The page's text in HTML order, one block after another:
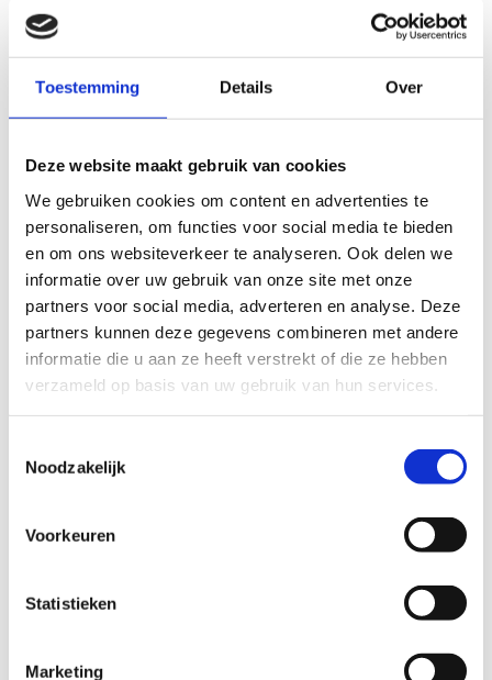
Toestemming Details Over
Deze website maakt gebruik van cookies
We gebruiken cookies om content en advertenties te
personaliseren, om functies voor social media te bieden
en om ons websiteverkeer te analyseren. Ook delen we
informatie over uw gebruik van onze site met onze
partners voor social media, adverteren en analyse. Deze
partners kunnen deze gegevens combineren met andere
informatie die u aan ze heeft verstrekt of die ze hebben
verzameld op basis van uw gebruik van hun services.
Noodzakelijk
Voorkeuren
Statistieken
Marketing
gezet. “Een andere kleuter maaide de rij om. Het
hoogbegaafde kind reageerde door een dreun uit te delen. Dat
maar de docent had zich meer in het incident moeten
verdiepen. Als zoiets maar vaak genoeg gebeurt, doet het iets
Bjorna en Marjolein hebben in de loop van de tijd de signalen
voor hoogbegaafdheid leren onderscheiden. Neemt het kind
een volwassen houding aan? Heeft het een groot
rechtvaardigheidsgevoel? Wil het zijn mening kwijt? En ‘spelt’
het de Donald Duck? Marjolein: “Het taalgebruik en de
verhaalontwikkeling in de Donald Duck is erg intelligent. Dat
spreekt deze kinderen enorm aan.”
“Het belangrijkste is dat je een relatie met het hoogbegaafde
kind aangaat”, vervolgt Bjorna. “Iedereen heeft iets leuks, soms
duurt het wat langer om het te vinden. Wat mij opvalt is dat